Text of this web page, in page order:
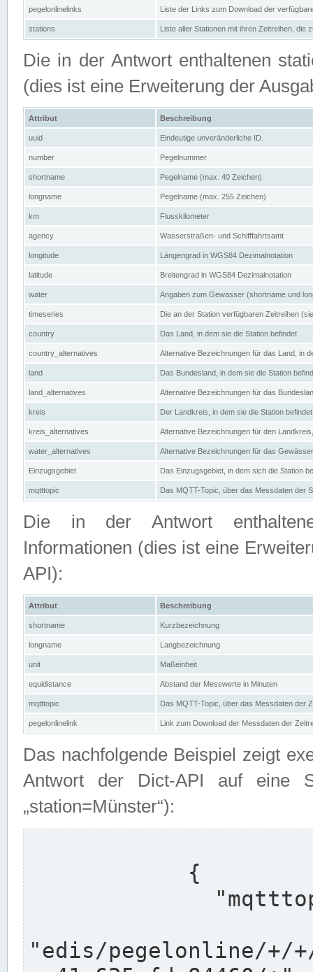
pegelonlinelinks Liste der Links zum Download der
stations Liste aller Stationen mit ihren Zeitreihen, die
Die in der Antwort enthaltenen
(dies ist eine Erweiterung der
Attribut Beschreibung
uuid Eindeutige unveränderliche ID.
number Pegelnummer
shortname Pegelname (max. 40 Zeichen)
longname Pegelname (max. 255 Zeichen)
km Flusskilometer
agency Wasserstraßen- und Schifffahrtsamt
longitude Längengrad in WGS84 Dezimalnotation
latitude Breitengrad in WGS84 Dezimalnotation
water Angaben zum Gewässer (shortname und
timeseries Die an der Station verfügbaren Zeitreihen
country Das Land, in dem sie die Station befindet
country_alternatives Alternative Bezeichnungen für das Land, in
land Das Bundesland, in dem sie die Station
land_alternatives Alternative Bezeichnungen für das
kreis Der Landkreis, in dem sie die Station befindet
kreis_alternatives Alternative Bezeichnungen für den
water_alternatives Alternative Bezeichnungen für das
Einzugsgebiet Das Einzugsgebiet, in dem sich die Station
mqtttopic Das MQTT-Topic, über das Messdaten der
Die in der Antwort
Informationen (dies ist eine
API):
Attribut Beschreibung
shortname Kurzbezeichnung
longname Langbezeichnung
unit Maßeinheit
equidistance Abstand der Messwerte in Minuten
mqtttopic Das MQTT-Topic, über das Messdaten der
pegelonlinelink Link zum Download der Messdaten der
Das nachfolgende Beispiel zeigt
Antwort der Dict-API auf eine
„station=Münster“):
"edis/pegelonline/+/